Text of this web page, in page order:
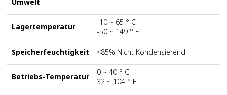
Umwelt
Lagertemperatur
-10 ~ 65 ° C
-50 ~ 149 ° F
Speicherfeuchtigkeit <85% Nicht Kondensierend
Betriebs-Temperatur
0 ~ 40 ° C
32 ~ 104 ° F